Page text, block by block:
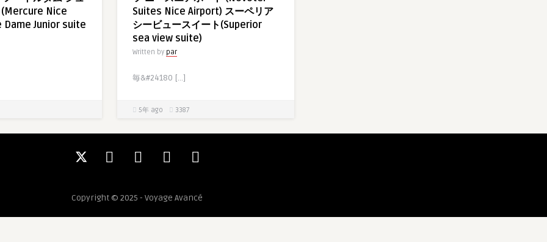
(Mercure Nice
Junior suite
Suites Nice Airport) スーペリア
シービュースイート(Superior
sea view suite)
Written by par
毎&#24180 […]
5年 ago 3387
Copyright © 2025 - Voyage Avancé